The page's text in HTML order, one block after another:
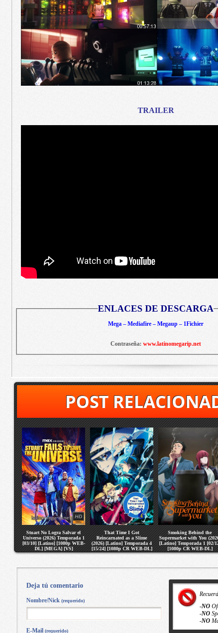
TRAILER
ENLACES DE DESCARGA
Mega – Mediafire – Megaup – 1Fichier
Contraseña: www.latinomegarip.net
POST
Stuart No Logra Salvar el
Universo (2026) Temporada 1
[03/10] [Latino] [1080p WEB-
DL] [MEGA] [VS]
That Time I Got
Reincarnated as a Slime
(2026) [Latino] Temporada 4
[15/24] [1080p CR WEB-DL]
[MEGA] [VS]
Smoking Behind the
Supermarket with You
[Latino] Temporada 1 [02/
[1080p CR WEB-DL]
[MEGA] [VS]
-NO
-NO
-NO
Deja tú comentario
Nombre/Nick (requerido)
E-Mail (requerido)